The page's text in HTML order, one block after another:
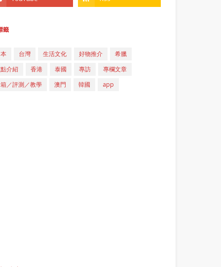
籤
台灣 生活文化 好物推介
希臘
介紹
香港 泰國 專訪
專欄文章
／評測／教學
澳門 韓國 app